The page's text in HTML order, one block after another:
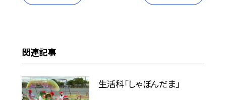
関連記事
生活科「しゃぼんだま」